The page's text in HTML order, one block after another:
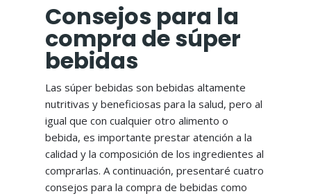
Consejos para la
compra de súper
bebidas
Las súper bebidas son bebidas altamente
nutritivas y beneficiosas para la salud, pero al
igual que con cualquier otro alimento o
bebida, es importante prestar atención a la
calidad y la composición de los ingredientes al
comprarlas. A continuación, presentaré cuatro
consejos para la compra de bebidas como